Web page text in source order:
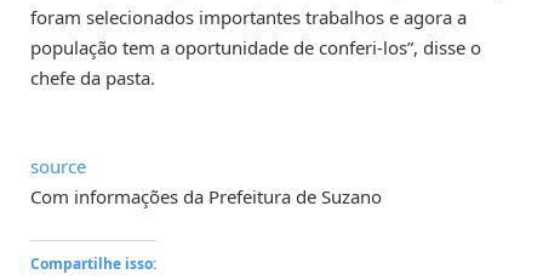
foram selecionados importantes trabalhos e agora a
população tem a oportunidade de conferi-los”, disse o
chefe da pasta.
source
Com informações da Prefeitura de Suzano
Compartilhe isso: